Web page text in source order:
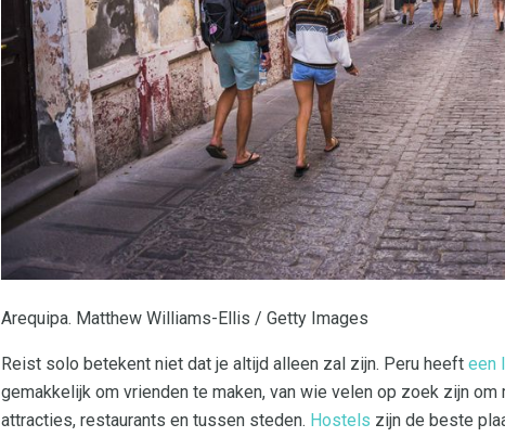
Arequipa. Matthew Williams-Ellis / Getty Images
Reist solo betekent niet dat je altijd alleen zal zijn. Peru heeft een
gemakkelijk om vrienden te maken, van wie velen op zoek zijn
attracties, restaurants en tussen steden. Hostels zijn de beste